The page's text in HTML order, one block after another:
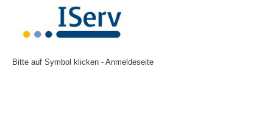
Bitte auf Symbol klicken - Anmeldeseite